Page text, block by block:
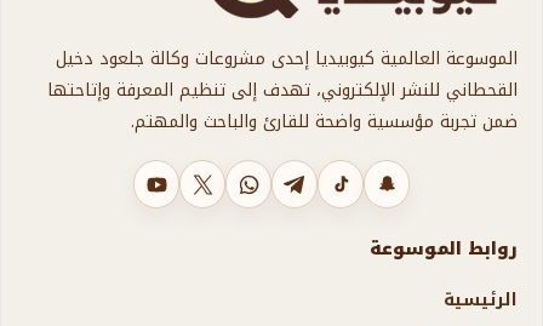
الموسوعة العالمية كيوبيديا إحدى مشروعات وكالة جلعود دخيل
القحطاني للنشر الإلكتروني، تهدف إلى تنظيم المعرفة وإتاحتها
ضمن تجربة مؤسسية واضحة للقارئ والباحث والمهتم.
يوتيوب
X واتسابتليجرامتيك توكسناب شات
روابط الموسوعة
الرئيسية